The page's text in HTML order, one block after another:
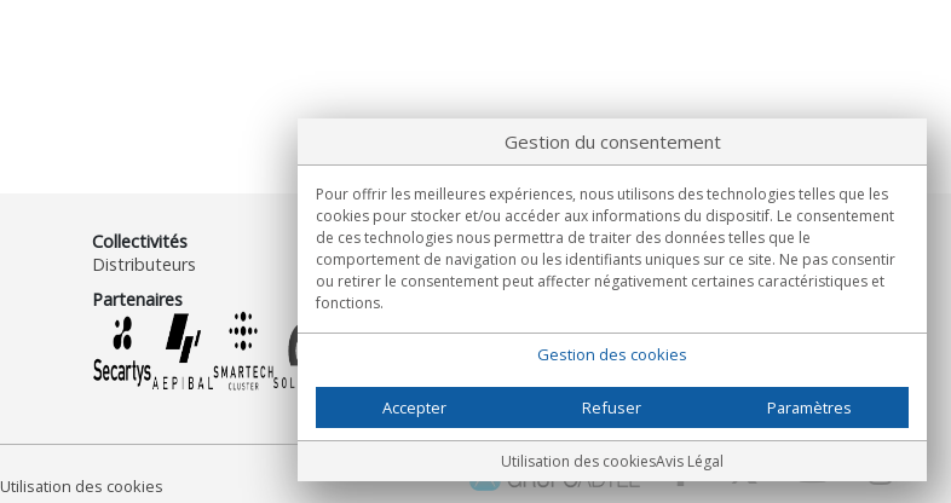
Collectivités
Distributeurs
Partenaires
Informations
Lun.-Ven. 9h00 - 15h00.
Livraison en
Utilisation des cookies
Gestion du consentement
Pour offrir les meilleures expériences, nous utilisons des technologies telles que les
cookies pour stocker et/ou accéder aux informations du dispositif. Le consentement
de ces technologies nous permettra de traiter des données telles que le
comportement de navigation ou les identifiants uniques sur ce site. Ne pas consentir
ou retirer le consentement peut affecter négativement certaines caractéristiques et
fonctions.
Gestion des cookies
Accepter Refuser Paramètres
Utilisation des cookiesAvis Légal